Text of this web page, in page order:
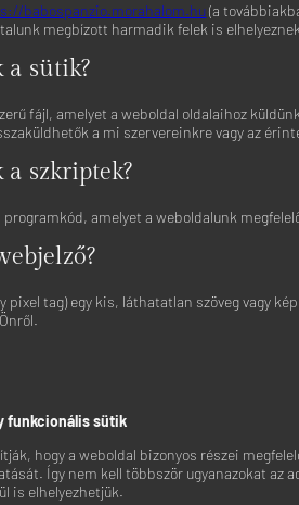
babospanzio.morahalom.hu(a
megbízott harmadik felek is
a sütik?
fájl, amelyet a weboldal oldalaihoz
a mi szervereinkre vagy az
szkriptek?
programkód, amelyet a weboldalunk
pixel tag) egy kis, láthatatlan szöveg vagy
funkcionális sütik
hogy a weboldal bizonyos részei
Így nem kell többször ugyanazokat
is elhelyezhetjük.